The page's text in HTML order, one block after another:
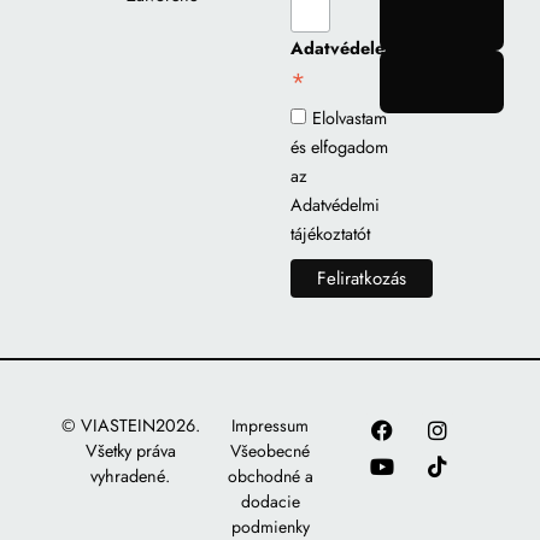
Adatvédelem
*
Elolvastam
és elfogadom
az
Adatvédelmi
tájékoztatót
© VIASTEIN2026.
Všetky práva
vyhradené.
Impressum
Všeobecné
obchodné a
dodacie
podmienky